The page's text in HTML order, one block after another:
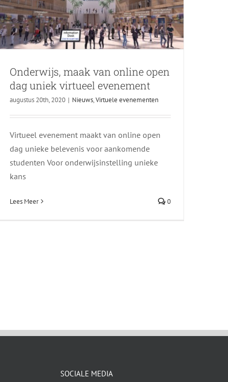
Onderwijs, maak van online open
dag uniek virtueel evenement
augustus 20th, 2020 | Nieuws,Virtuele evenementen
Virtueel evenement maakt van online open
dag unieke belevenis voor aankomende
studenten Voor onderwijsinstelling unieke
kans
Lees Meer 0
SOCIALE MEDIA